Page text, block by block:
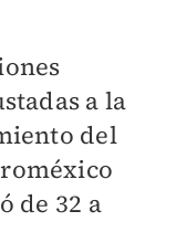
a la
del
de 32 a